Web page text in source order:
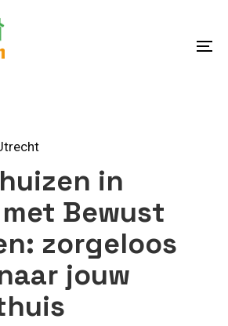
in
Bewust
zorgeloos
jouw